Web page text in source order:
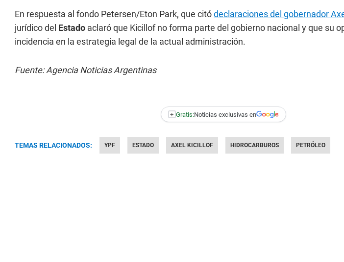
En respuesta al fondo Petersen/Eton Park, que citódeclaraciones del gobernador
jurídico del Estado aclaró que Kicillof no forma parte del gobierno nacional y que su
incidencia en la estrategia legal de la actual administración.
Fuente: Agencia Noticias Argentinas
+ Gratis:Noticias exclusivas en
TEMAS RELACIONADOS: YPF ESTADO AXEL KICILLOF HIDROCARBUROS PETRÓLEO